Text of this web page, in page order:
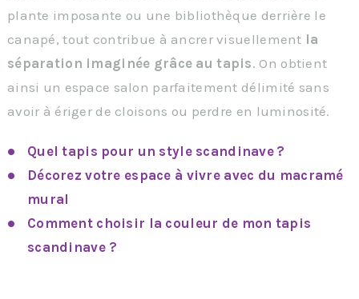
plante imposante ou une bibliothèque derrière le
canapé, tout contribue à ancrer visuellement la
séparation imaginée grâce au tapis. On obtient
ainsi un espace salon parfaitement délimité sans
avoir à ériger de cloisons ou perdre en luminosité.
Quel tapis pour un style scandinave ?
Décorez votre espace à vivre avec du macramé
mural
Comment choisir la couleur de mon tapis
scandinave ?